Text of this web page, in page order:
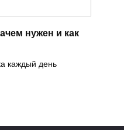
нужен и как
каждый день